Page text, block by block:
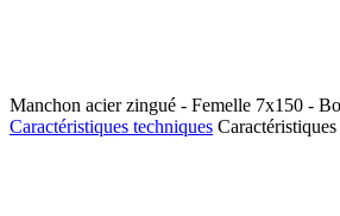
Manchon acier zingué - Femelle 7x150 -
Caractéristiques techniques